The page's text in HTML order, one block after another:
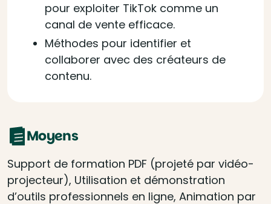
pour exploiter TikTok comme un
canal de vente efficace.
Méthodes pour identifier et
collaborer avec des créateurs de
contenu.
Moyens
Support de formation PDF (projeté par vidéo-
projecteur), Utilisation et démonstration
d’outils professionnels en ligne, Animation par